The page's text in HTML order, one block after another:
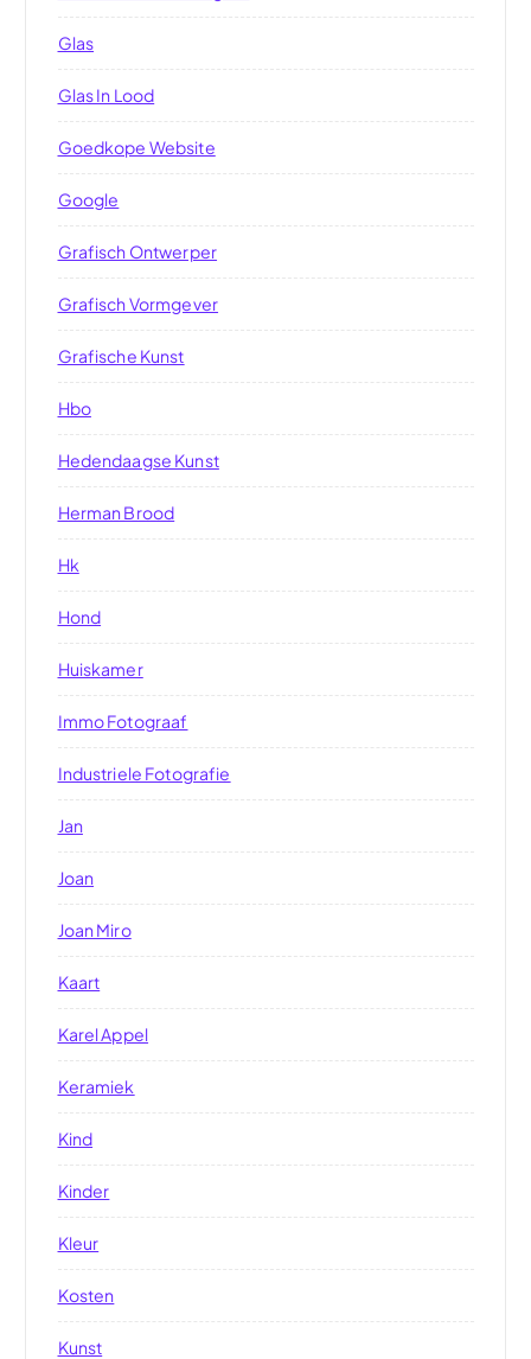
Glas
Glas In Lood
Goedkope Website
Google
Grafisch Ontwerper
Grafisch Vormgever
Grafische Kunst
Hbo
Hedendaagse Kunst
Herman Brood
Hk
Hond
Huiskamer
Immo Fotograaf
Industriele Fotografie
Jan
Joan
Joan Miro
Kaart
Karel Appel
Keramiek
Kind
Kinder
Kleur
Kosten
Kunst